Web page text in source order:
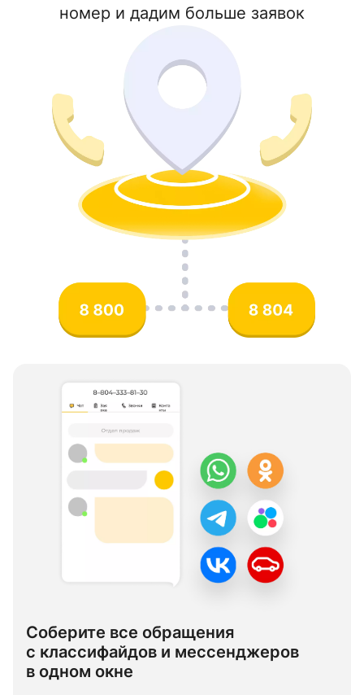
номер и дадим больше заявок
Соберите все обращения
с классифайдов и мессенджеров
в одном окне